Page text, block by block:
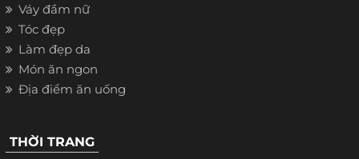
Váy đầm nữ
Tóc đẹp
Làm đẹp da
Món ăn ngon
Địa điểm ăn uống
THỜI TRANG